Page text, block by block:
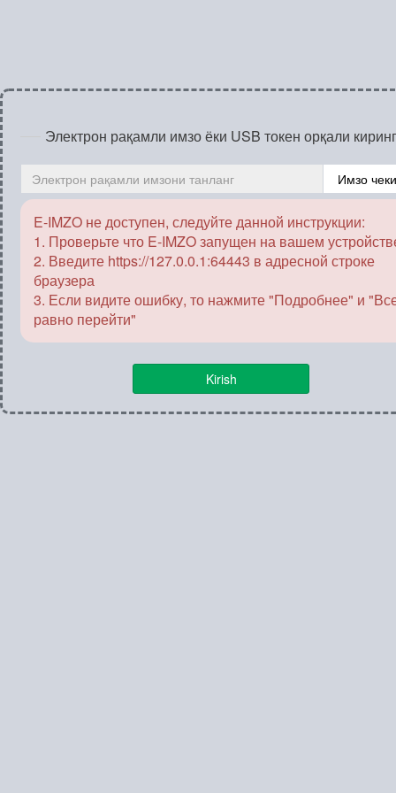
Электрон рақамли имзо ёки USB токен орқали киринг
Имзо
E-IMZO не доступен, следуйте данной инструкции:
1. Проверьте что E-IMZO запущен на вашем
2. Введите https://127.0.0.1:64443 в адресной строке
браузера
3. Если видите ошибку, то нажмите "Подробнее" и
равно перейти"
Kirish